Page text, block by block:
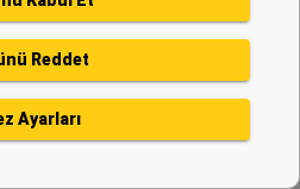
:
kW
:
:
Reddet
Ayarları